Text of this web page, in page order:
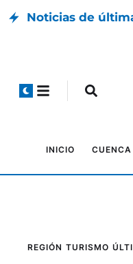
Noticias de
INICIO CUENCA
REGIÓN TURISMO